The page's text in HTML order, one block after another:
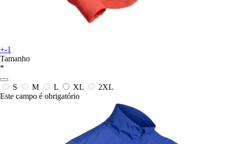
+-1
Tamanho
*
S M L XL
2XL
Este campo é obrigatório